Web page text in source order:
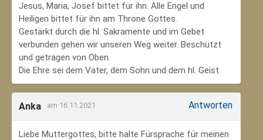
Jesus, Maria, Josef bittet für ihn. Alle Engel und
Heiligen bittet für ihn am Throne Gottes.
Gestärkt durch die hl. Sakramente und im Gebet
verbunden gehen wir unseren Weg weiter. Beschützt
und getragen von Oben.
Die Ehre sei dem Vater, dem Sohn und dem hl. Geist.
Anka am 16.11.2021 Antworten
Liebe Muttergottes, bitte halte Fürsprache für meinen